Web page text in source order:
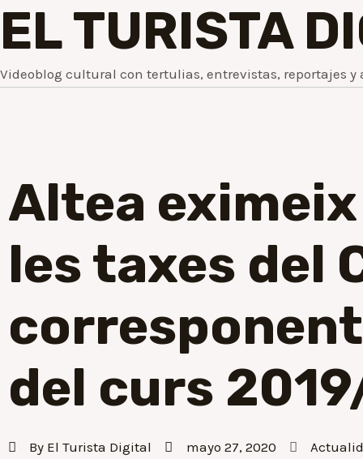
EL TURISTA
Videoblog cultural con tertulias, entrevistas, reportajes y
Altea
les taxes del
del curs
By El Turista Digital mayo 27, 2020